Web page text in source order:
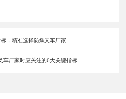
，精准选择防爆叉车厂家
车厂家时应关注的6大关键指标